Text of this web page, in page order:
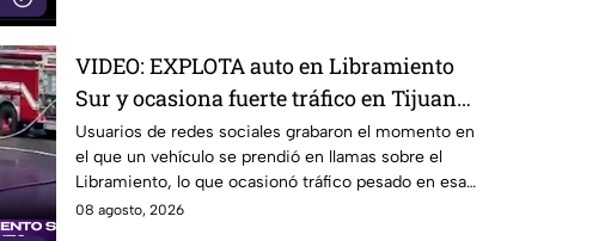
VIDEO: EXPLOTA auto en Libramiento
Sur y ocasiona fuerte tráfico en Tijuana
este sábado; cerca de 5 y 10
Usuarios de redes sociales grabaron el momento en
el que un vehículo se prendió en llamas sobre el
Libramiento, lo que ocasionó tráfico pesado en esa
parte de Tijuana.
08 agosto, 2026